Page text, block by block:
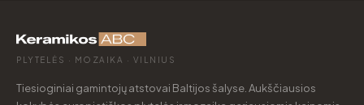
PLYTELĖS · MOZAIKA · VILNIUS
Tiesioginiai gamintojų atstovai Baltijos šalyse. Aukščiausios